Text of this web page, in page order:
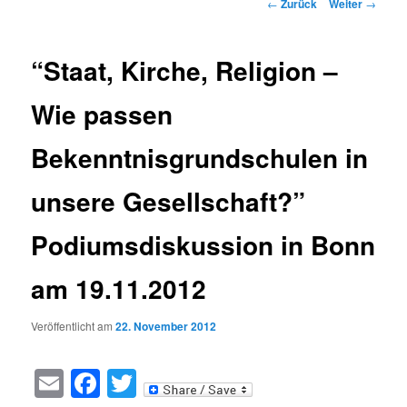
← Zurück Weiter →
“Staat, Kirche, Religion –
Wie passen
Bekenntnisgrundschulen in
unsere Gesellschaft?”
Podiumsdiskussion in Bonn
am 19.11.2012
Veröffentlicht am22. November 2012
EmailFacebook
Twitter